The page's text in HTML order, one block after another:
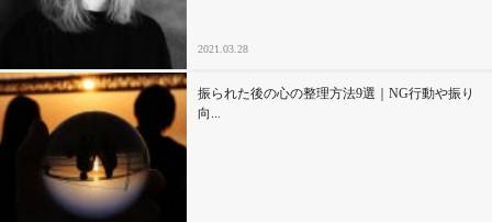
2021.03.28
振られた後の心の整理方法9選｜NG行動や振り
向...